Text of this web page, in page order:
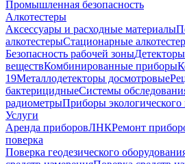
Промышленная безопасность
Алкотестеры
Аксессуары и расходные материалы
алкотестерыСтационарные
Безопасность рабочей зоны
веществКомбинированные приборы
19Металлодетекторы досмотровые
бактерицидныеСистемы
радиометрыПриборы экологического
Услуги
Аренда приборовЛНКРемонт
поверка
Поверка геодезического